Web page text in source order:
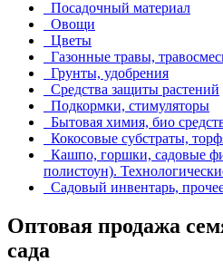
Посадочный материал
Овощи
Цветы
Газонные травы,
Грунты, удобрения
Средства защиты растений
Подкормки, стимуляторы
Бытовая химия, био
Кокосовые субстраты,
Кашпо, горшки, садовые
полистоун).
Садовый инвентарь,
Оптовая продажа
сада